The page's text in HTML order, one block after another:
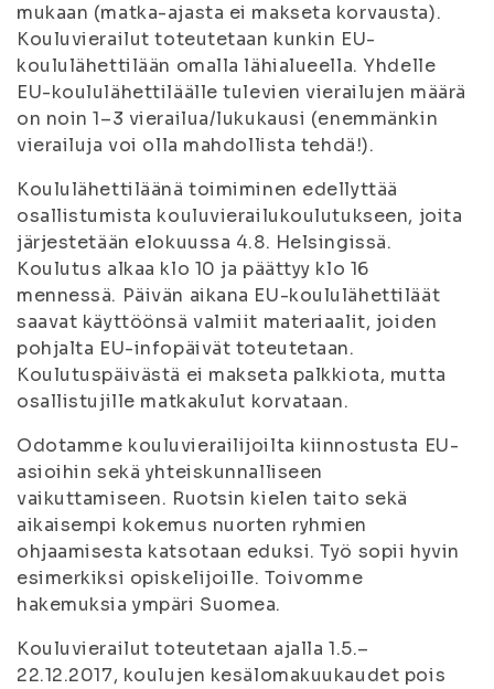
mukaan (matka-ajasta ei makseta korvausta).
Kouluvierailut toteutetaan kunkin EU-
koululähettilään omalla lähialueella. Yhdelle
EU-koululähettiläälle tulevien vierailujen määrä
on noin 1–3 vierailua/lukukausi (enemmänkin
vierailuja voi olla mahdollista tehdä!).
Koululähettiläänä toimiminen edellyttää
osallistumista kouluvierailukoulutukseen, joita
järjestetään elokuussa 4.8. Helsingissä.
Koulutus alkaa klo 10 ja päättyy klo 16
mennessä. Päivän aikana EU-koululähettiläät
saavat käyttöönsä valmiit materiaalit, joiden
pohjalta EU-infopäivät toteutetaan.
Koulutuspäivästä ei makseta palkkiota, mutta
osallistujille matkakulut korvataan.
Odotamme kouluvierailijoilta kiinnostusta EU-
asioihin sekä yhteiskunnalliseen
vaikuttamiseen. Ruotsin kielen taito sekä
aikaisempi kokemus nuorten ryhmien
ohjaamisesta katsotaan eduksi. Työ sopii hyvin
esimerkiksi opiskelijoille. Toivomme
hakemuksia ympäri Suomea.
Kouluvierailut toteutetaan ajalla 1.5.–
22.12.2017, koulujen kesälomakuukaudet pois